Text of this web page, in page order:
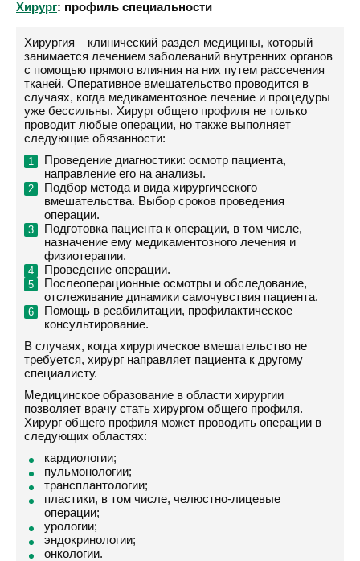
Хирург: профиль специальности
Хирургия – клинический раздел медицины, который
занимается лечением заболеваний внутренних органов
с помощью прямого влияния на них путем рассечения
тканей. Оперативное вмешательство проводится в
случаях, когда медикаментозное лечение и процедуры
уже бессильны. Хирург общего профиля не только
проводит любые операции, но также выполняет
следующие обязанности:
Проведение диагностики: осмотр пациента,
направление его на анализы.
Подбор метода и вида хирургического
вмешательства. Выбор сроков проведения
операции.
Подготовка пациента к операции, в том числе,
назначение ему медикаментозного лечения и
физиотерапии.
Проведение операции.
Послеоперационные осмотры и обследование,
отслеживание динамики самочувствия пациента.
Помощь в реабилитации, профилактическое
консультирование.
В случаях, когда хирургическое вмешательство не
требуется, хирург направляет пациента к другому
специалисту.
Медицинское образование в области хирургии
позволяет врачу стать хирургом общего профиля.
Хирург общего профиля может проводить операции в
следующих областях:
кардиологии;
пульмонологии;
трансплантологии;
пластики, в том числе, челюстно-лицевые
операции;
урологии;
эндокринологии;
онкологии.